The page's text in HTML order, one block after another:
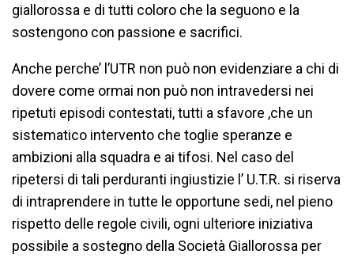
giallorossa e di tutti coloro che la seguono e la
sostengono con passione e sacrifici.
Anche perche’ l’UTR non può non evidenziare a chi di
dovere come ormai non può non intravedersi nei
ripetuti episodi contestati, tutti a sfavore ,che un
sistematico intervento che toglie speranze e
ambizioni alla squadra e ai tifosi. Nel caso del
ripetersi di tali perduranti ingiustizie l’ U.T.R. si riserva
di intraprendere in tutte le opportune sedi, nel pieno
rispetto delle regole civili, ogni ulteriore iniziativa
possibile a sostegno della Società Giallorossa per